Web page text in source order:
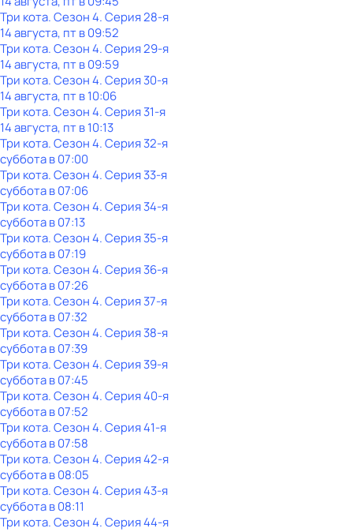
Три кота. Сезон 4. Серия 28-я
14 августа, пт в 09:52
Три кота. Сезон 4. Серия 29-я
14 августа, пт в 09:59
Три кота. Сезон 4. Серия 30-я
14 августа, пт в 10:06
Три кота. Сезон 4. Серия 31-я
14 августа, пт в 10:13
Три кота. Сезон 4. Серия 32-я
субботав07:00
Три кота. Сезон 4. Серия 33-я
субботав07:06
Три кота. Сезон 4. Серия 34-я
субботав07:13
Три кота. Сезон 4. Серия 35-я
субботав07:19
Три кота. Сезон 4. Серия 36-я
субботав07:26
Три кота. Сезон 4. Серия 37-я
субботав07:32
Три кота. Сезон 4. Серия 38-я
субботав07:39
Три кота. Сезон 4. Серия 39-я
субботав07:45
Три кота. Сезон 4. Серия 40-я
субботав07:52
Три кота. Сезон 4. Серия 41-я
субботав07:58
Три кота. Сезон 4. Серия 42-я
субботав08:05
Три кота. Сезон 4. Серия 43-я
субботав08:11
Три кота. Сезон 4. Серия 44-я